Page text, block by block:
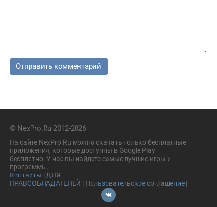
© NexPro.Ru 2012-2026
На сайте NexPro.Ru можно скачать только бесплатные
приложения, которые доступны в Google Play
бесплатно. У нас вы найдете самые лучшие игры и
программы.
Контакты | ДЛЯ
ПРАВООБЛАДАТЕЛЕЙ | Пользовательское соглашение |